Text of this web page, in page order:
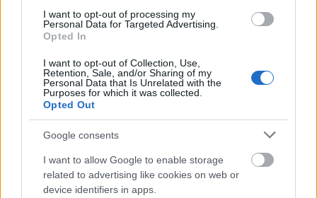
I want to opt-out of processing my
Personal Data for Targeted Advertising.
Opted In
I want to opt-out of Collection, Use,
Retention, Sale, and/or Sharing of my
Personal Data that Is Unrelated with the
Purposes for which it was collected.
Opted Out
Google consents
I want to allow Google to enable storage
related to advertising like cookies on web or
device identifiers in apps.
telefon, si ai o sansa sa primesti unul dintre cele
patru premii.
minunata, precum sunt cele pe care le gasesti pe
celebook.ro, construieste-ti un arc peste timp si
pastreaza emotiile la fel de vii ca in prima zi. Va
anuntam ca inca aveti ocazia sa va inscrieti la
concurs pana pe 26 iunie, data pana la care a fost
prelungit concursul nostru.Castigatorii vor fi
extrasi prin random.org.